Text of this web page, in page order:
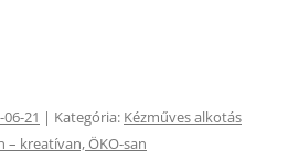
21 | Kategória: Kézműves alkotás
kreatívan, ÖKO-san